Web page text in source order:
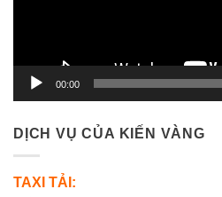
00:00
DỊCH VỤ CỦA KIẾN VÀNG
TAXI TẢI: